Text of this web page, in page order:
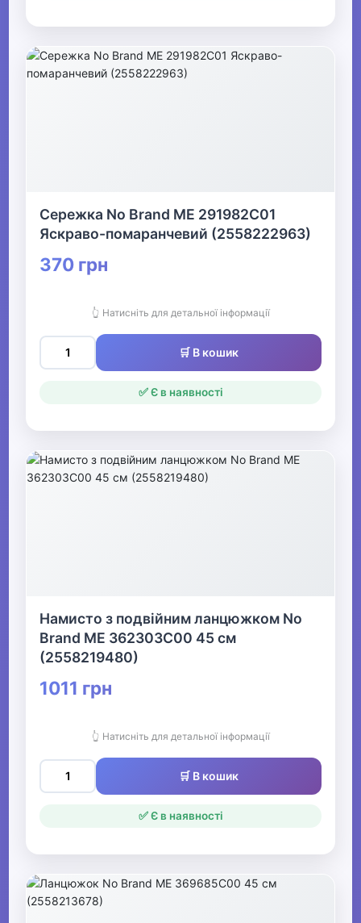
Сережка No Brand ME 291982C01
Яскраво-помаранчевий (2558222963)
370 грн
👆 Натисніть для детальної інформації
🛒 В кошик
✅ Є в наявності
Намисто з подвійним ланцюжком No
Brand ME 362303C00 45 см
(2558219480)
1011 грн
👆 Натисніть для детальної інформації
🛒 В кошик
✅ Є в наявності